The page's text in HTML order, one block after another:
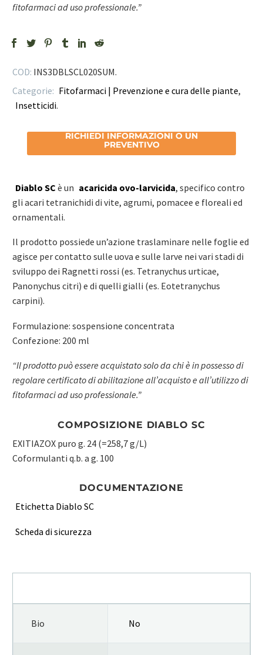
fitofarmaci ad uso professionale.”
COD: INS3DBLSCL020SUM.
Categorie: Fitofarmaci | Prevenzione e cura delle piante,
Insetticidi.
RICHIEDI INFORMAZIONI O UN
PREVENTIVO
Diablo SC è un acaricida ovo-larvicida, specifico contro
gli acari tetranichidi di vite, agrumi, pomacee e floreali ed
ornamentali.
Il prodotto possiede un’azione traslaminare nelle foglie ed
agisce per contatto sulle uova e sulle larve nei vari stadi di
sviluppo dei Ragnetti rossi (es. Tetranychus urticae,
Panonychus citri) e di quelli gialli (es. Eotetranychus
carpini).
Formulazione: sospensione concentrata
Confezione: 200 ml
“Il prodotto può essere acquistato solo da chi è in possesso di
regolare certificato di abilitazione all’acquisto e all’utilizzo di
fitofarmaci ad uso professionale.”
COMPOSIZIONE DIABLO SC
EXITIAZOX puro g. 24 (=258,7 g/L)
Coformulanti q.b. a g. 100
DOCUMENTAZIONE
Etichetta Diablo SC
Scheda di sicurezza
Bio No